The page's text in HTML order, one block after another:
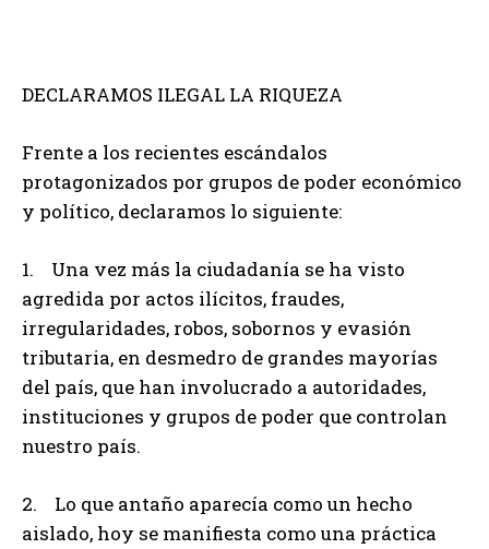
DECLARAMOS ILEGAL LA RIQUEZA
Frente a los recientes escándalos
protagonizados por grupos de poder económico
y político, declaramos lo siguiente:
1. Una vez más la ciudadanía se ha visto
agredida por actos ilícitos, fraudes,
irregularidades, robos, sobornos y evasión
tributaria, en desmedro de grandes mayorías
del país, que han involucrado a autoridades,
instituciones y grupos de poder que controlan
nuestro país.
2. Lo que antaño aparecía como un hecho
aislado, hoy se manifiesta como una práctica